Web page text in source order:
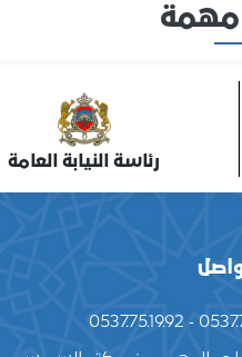
مهمة
رئاسة النيابة العامة